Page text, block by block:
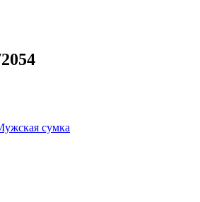
сумка